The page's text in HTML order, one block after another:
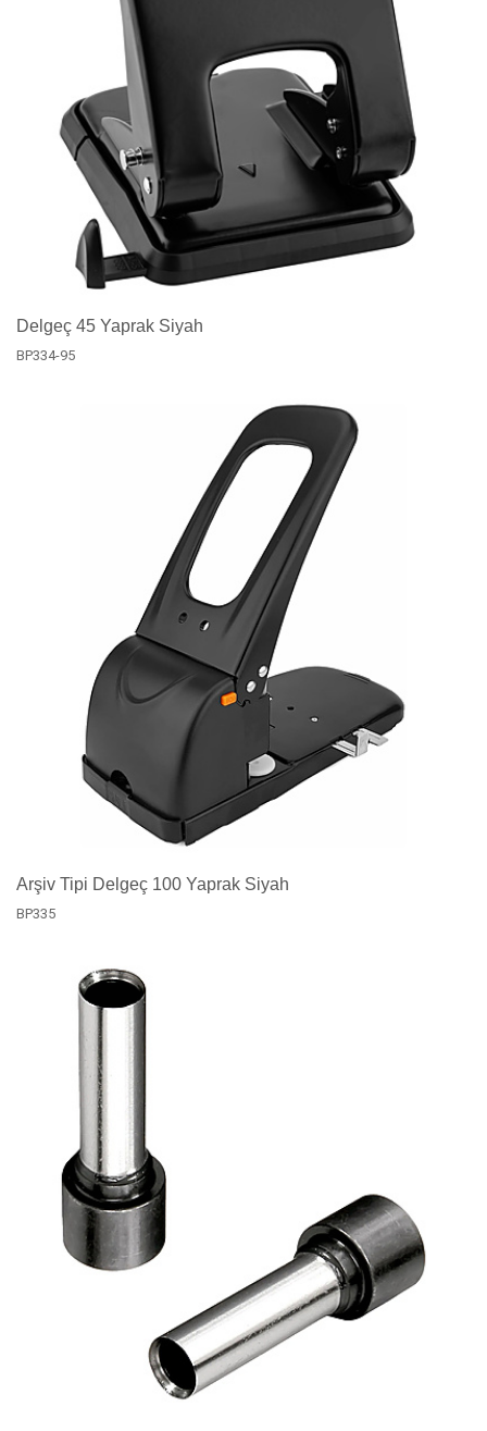
Delgeç 45 Yaprak Siyah
BP334-95
Arşiv Tipi Delgeç 100 Yaprak Siyah
BP335